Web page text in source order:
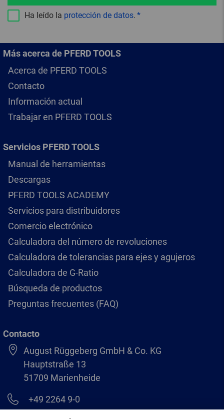
Ha leído la protección de datos.
Más acerca de PFERD TOOLS
Acerca de PFERD TOOLS
Contacto
Información actual
Trabajar en PFERD TOOLS
Servicios PFERD TOOLS
Manual de herramientas
Descargas
PFERD TOOLS ACADEMY
Servicios para distribuidores
Comercio electrónico
Calculadora del número de revoluciones
Calculadora de tolerancias para ejes y agujeros
Calculadora de G-Ratio
Búsqueda de productos
Preguntas frecuentes (FAQ)
Contacto
August Rüggeberg GmbH & Co. KG
Hauptstraße 13
51709 Marienheide
+49 2264 9-0